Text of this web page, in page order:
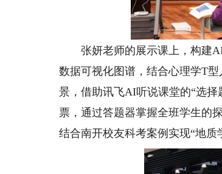
张妍老师的展示课上，构建AI
数据可视化图谱，结合心理学T
景，借助讯飞AI听说课堂的“选
票，通过答题器掌握全班学生的
结合南开校友科考案例实现“地质